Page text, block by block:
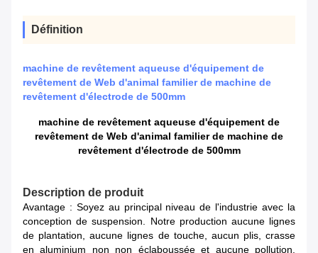
Définition
machine de revêtement aqueuse d'équipement de
revêtement de Web d'animal familier de machine de
revêtement d'électrode de 500mm
machine de revêtement aqueuse d'équipement de
revêtement de Web d'animal familier de machine de
revêtement d'électrode de 500mm
Description de produit
Avantage : Soyez au principal niveau de l'industrie avec la
conception de suspension. Notre production aucune lignes
de plantation, aucune lignes de touche, aucun plis, crasse
en aluminium non non éclaboussée et aucune pollution.